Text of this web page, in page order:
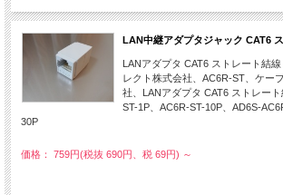
LAN中継アダプタジャック CAT6
LANアダプタ CAT6 ストレート結
レクト株式会社、AC6R-ST、ケー
社、LANアダプタ CAT6 ストレー
ST-1P、AC6R-ST-10P、AD6S-
30P
価格： 759円(税抜 690円、税 69円) ～